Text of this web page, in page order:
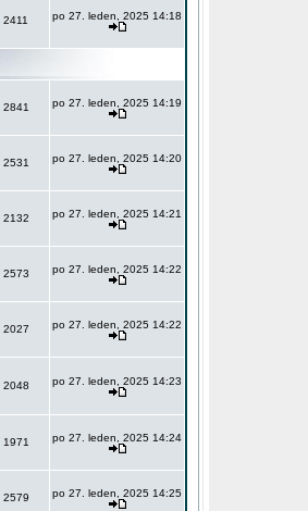
2411 po 27. leden, 2025 14:18
2841 po 27. leden, 2025 14:19
2531 po 27. leden, 2025 14:20
2132 po 27. leden, 2025 14:21
2573 po 27. leden, 2025 14:22
2027 po 27. leden, 2025 14:22
2048 po 27. leden, 2025 14:23
1971 po 27. leden, 2025 14:24
2579 po 27. leden, 2025 14:25